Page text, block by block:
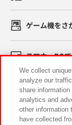
ゲーム機をさ
スマホ・PC
イベント・キ
We collect
analyze our
share
analytics and
other information
have collected